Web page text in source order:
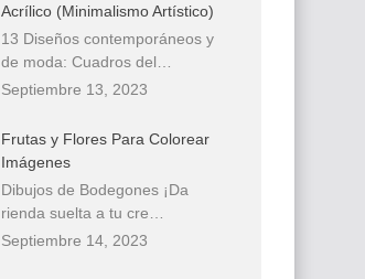
Acrílico (Minimalismo Artístico)
13 Diseños contemporáneos y
de moda: Cuadros del…
Septiembre 13, 2023
Frutas y Flores Para Colorear
Imágenes
Dibujos de Bodegones ¡Da
rienda suelta a tu cre…
Septiembre 14, 2023